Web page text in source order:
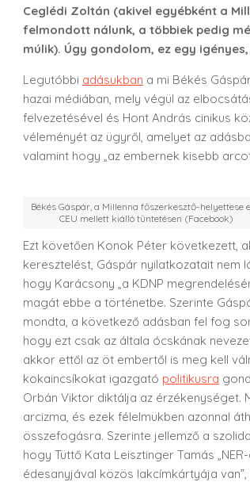
Ceglédi Zoltán (akivel egyébként a
felmondott nálunk, a többiek pedig
múlik). Úgy gondolom, ez egy
Legutóbbi adásukban a mi Békés
hazai médiában, mely végül az
felvezetésével és Hont András cinikus
véleményét az ügyről, amelyet az
valamint hogy „az embernek kisebb
Békés Gáspár, a Millenna főszerkesztő-helyettese
CEU mellett kiálló tüntetésen (Facebook)
Ezt követően Konok Péter következett,
keresztelést, Gáspár nyilatkozatait nem
hogy Karácsony „a KDNP
magát ebbe a történetbe. Szerinte
mondta, a következő adásban fel fog
hogy ezt csak az általa ócskának
akkor ettől az öt embertől is meg kell
kokaincsíkokat igazgató politikusra
Orbán Viktor diktálja az érzékenységet.
arcizma, és ezek félelmükben azonnal
összefogásra. Szerinte jellemző a
hogy Tüttő Kata Leisztinger Tamás
édesanyjával közös lakcímkártyája